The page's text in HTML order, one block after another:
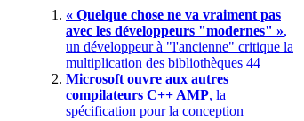
« Quelque chose ne va vraiment pas
avec les développeurs "modernes" »,
un développeur à "l'ancienne" critique la
multiplication des bibliothèques 44
Microsoft ouvre aux autres
compilateurs C++ AMP, la
spécification pour la conception